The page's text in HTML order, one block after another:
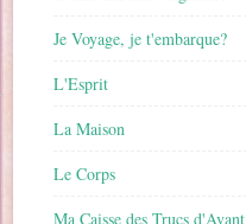
Je Voyage, je t'embarque?
L'Esprit
La Maison
Le Corps
Ma Caisse des Trucs d'Avant